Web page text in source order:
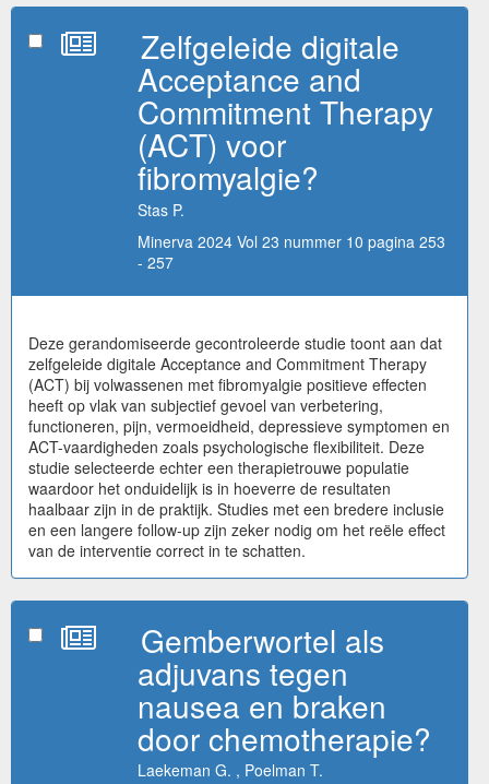
Zelfgeleide digitale
Acceptance and
Commitment Therapy
(ACT) voor
fibromyalgie?
Stas P.
Minerva 2024 Vol 23 nummer 10 pagina 253
- 257
Deze gerandomiseerde gecontroleerde studie toont aan dat
zelfgeleide digitale Acceptance and Commitment Therapy
(ACT) bij volwassenen met fibromyalgie positieve effecten
heeft op vlak van subjectief gevoel van verbetering,
functioneren, pijn, vermoeidheid, depressieve symptomen en
ACT-vaardigheden zoals psychologische flexibiliteit. Deze
studie selecteerde echter een therapietrouwe populatie
waardoor het onduidelijk is in hoeverre de resultaten
haalbaar zijn in de praktijk. Studies met een bredere inclusie
en een langere follow-up zijn zeker nodig om het reële effect
van de interventie correct in te schatten.
Gemberwortel als
adjuvans tegen
nausea en braken
door chemotherapie?
Laekeman G. , Poelman T.